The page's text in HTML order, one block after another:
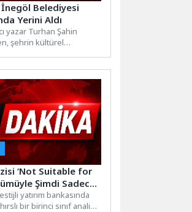
İnegöl Belediyesi
Yerini Aldı
yazar Turhan Şahin
şehrin kültürel
‘Not Suitable for
Şimdi Sadece
yatırım bankasında
bir birinci sınıf analist